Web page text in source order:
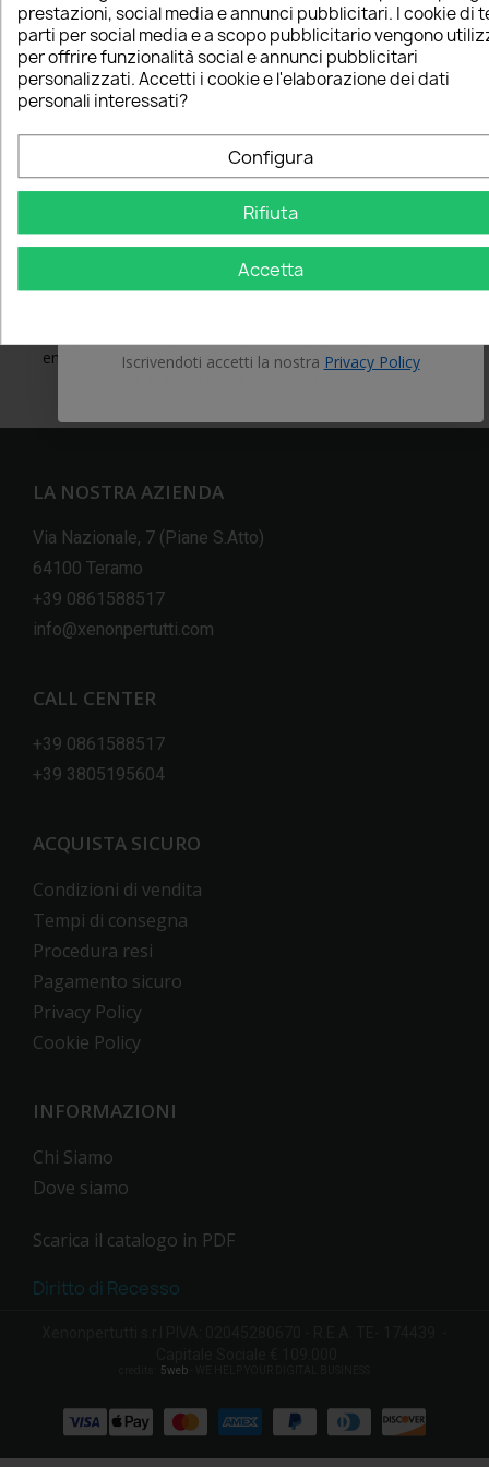
Inserisci la tua email qui sotto per ricevere il 5% DI
SCONTO sul tuo primo ordine!
Email
OTTIENI IL 5%
email promozionali personalizzate e dichiari di aver preso
Privacy Policy
LA NOSTRA AZIENDA
Via Nazionale, 7 (Piane S.Atto)
64100 Teramo
+39 0861588517
info@xenonpertutti.com
CALL CENTER
+39 0861588517
+39 3805195604
ACQUISTA SICURO
Condizioni di vendita
Tempi di consegna
Procedura resi
Pagamento sicuro
Privacy Policy
Cookie Policy
INFORMAZIONI
Chi Siamo
Dove siamo
Scarica il catalogo in PDF
Diritto di Recesso
5web
prestazioni, social media e annunci pubblicitari. I cookie di
parti per social media e a scopo pubblicitario vengono
per offrire funzionalità social e annunci pubblicitari
personalizzati. Accetti i cookie e l'elaborazione dei dati
personali interessati?
Configura
Rifiuta
Accetta
5% PER TE!
Inserisci la tua email qui sotto per ricevere il
5% DI SCONTO
Nome
OTTIENI IL 5%
Iscrivendoti accetti la nostra Privacy Policy